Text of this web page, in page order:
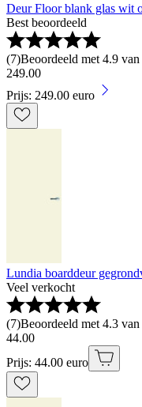
Deur Floor blank glas wit
Best beoordeeld
(7)Beoordeeld met 4.9
249.00
Prijs: 249.00 euro
Lundia boarddeur
Veel verkocht
(7)Beoordeeld met 4.3
44.00
Prijs: 44.00 euro